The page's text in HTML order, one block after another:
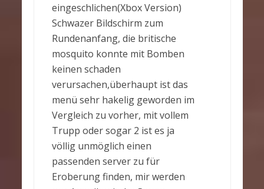
eingeschlichen(Xbox Version)
Schwazer Bildschirm zum
Rundenanfang, die britische
mosquito konnte mit Bomben
keinen schaden
verursachen,überhaupt ist das
menü sehr hakelig geworden im
Vergleich zu vorher, mit vollem
Trupp oder sogar 2 ist es ja
völlig unmöglich einen
passenden server zu für
Eroberung finden, mir werden